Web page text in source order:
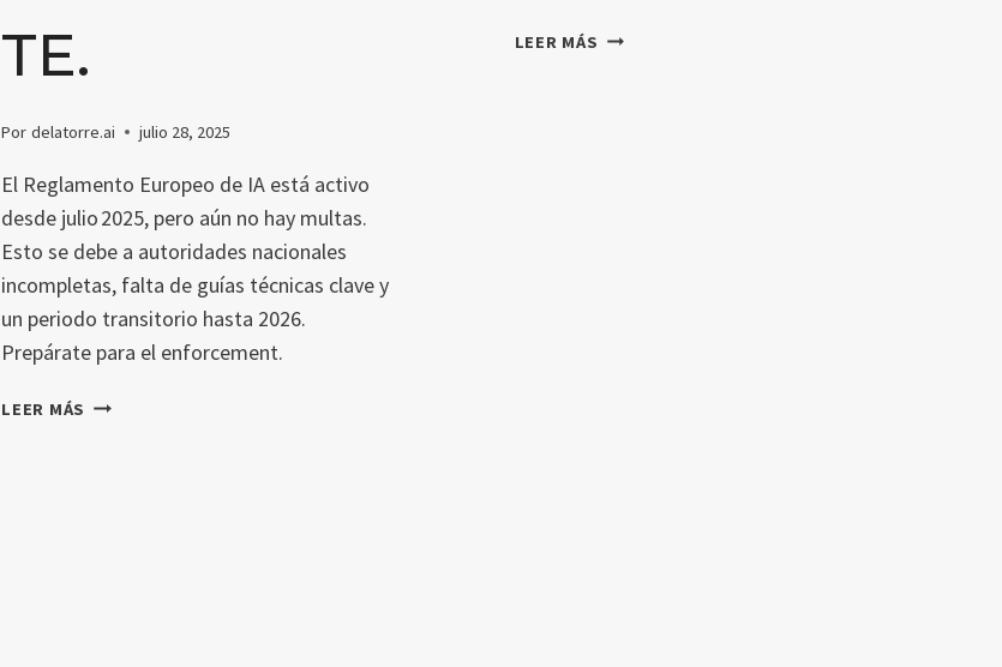
TE.
Por delatorre.ai julio 28, 2025
El Reglamento Europeo de IA está activo
desde julio 2025, pero aún no hay multas.
Esto se debe a autoridades nacionales
incompletas, falta de guías técnicas clave y
un periodo transitorio hasta 2026.
Prepárate para el enforcement.
LEER MÁS EL
LEER MÁS SANCIONES